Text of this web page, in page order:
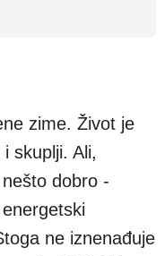
zime. Život je
skuplji. Ali,
dobro -
ne iznenađuje